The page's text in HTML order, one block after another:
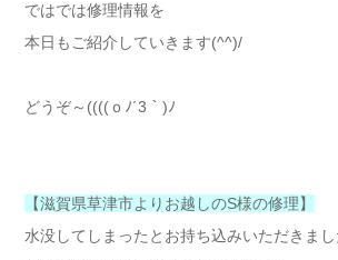
ではでは修理情報を
本日もご紹介していきます(^^)/
どうぞ～((((ｏﾉ´3｀)ﾉ
【滋賀県草津市よりお越しのS様の修理】
水没してしまったとお持ち込みいただきまし